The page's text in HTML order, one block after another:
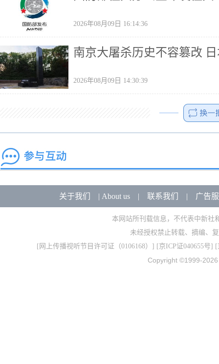
2026年08月09日 16:14:36
南京大屠杀历史不容篡改
2026年08月09日 14:30:39
关于我们 | About us| 联系我们 | 广告
本网站所刊载信息，不代表中新社
未经授权禁止转载、摘编、
[ 网上传播视听节目许可证（0106168） ] [京ICP证040655号] [
Copyright ©1999-